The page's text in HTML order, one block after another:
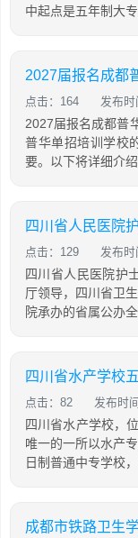
中起点是五年制大
2027届报名成都
点击：164 发布时
2027届报名成都普
普华单招培训学校
要。以下将详细介
点击：129 发布时
四川省人民医院护
厅领导，四川省卫
院承办的省属公办
点击：82 发布时
四川省水产学校，
唯一的一所以水产
日制普通中专学校